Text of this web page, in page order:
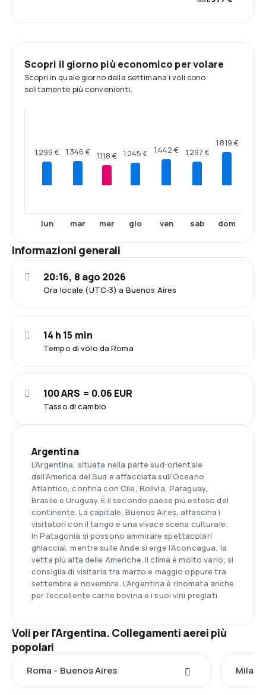
Scopri il giorno più economico per volare
Scopri in quale giorno della settimana i voli sono
solitamente più convenienti.
1.299 €
lun
1.346 €
mar
1.118 €
mer
1.245 €
gio
1.442 €
ven
1.297 €
sab
1.819 €
dom
Informazioni generali
Ora locale (UTC-3) a Buenos Aires
20:16, 8 ago 2026
Tempo di volo da Roma
14 h 15 min
Tasso di cambio
100 ARS = 0.06 EUR
Argentina
L’Argentina, situata nella parte sud-orientale
dell’America del Sud e affacciata sull’Oceano
Atlantico, confina con Cile, Bolivia, Paraguay,
Brasile e Uruguay. È il secondo paese più esteso del
continente. La capitale, Buenos Aires, affascina i
visitatori con il tango e una vivace scena culturale.
In Patagonia si possono ammirare spettacolari
ghiacciai, mentre sulle Ande si erge l’Aconcagua, la
vetta più alta delle Americhe. Il clima è molto vario; si
consiglia di visitarla tra marzo e maggio oppure tra
settembre e novembre. L’Argentina è rinomata anche
per l’eccellente carne bovina e i suoi vini pregiati.
Voli per l'Argentina. Collegamenti aerei più
popolari
Roma - Buenos Aires